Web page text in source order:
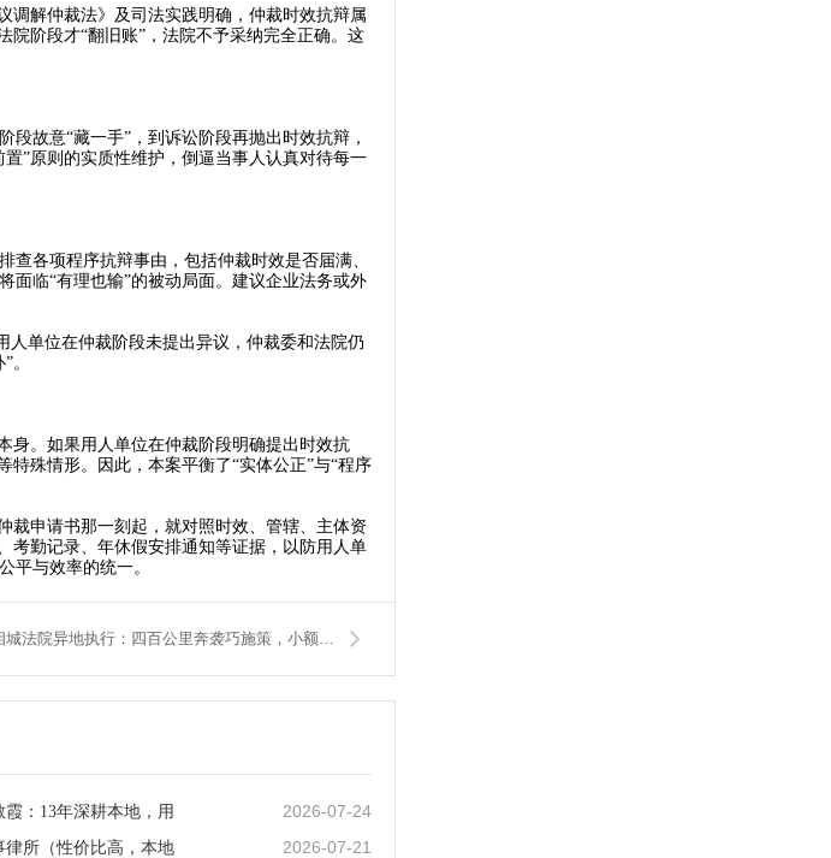
解仲裁法》及司法实践明确，仲裁时效抗辩属
院阶段才“翻旧账”，法院不予采纳完全正确。这
故意“藏一手”，到诉讼阶段再抛出时效抗辩，
”原则的实质性维护，倒逼当事人认真对待每一
各项程序抗辩事由，包括仲裁时效是否届满、
面临“有理也输”的被动局面。建议企业法务或外
单位在仲裁阶段未提出异议，仲裁委和法院仍
。
。如果用人单位在仲裁阶段明确提出时效抗
殊情形。因此，本案平衡了“实体公正”与“程序
申请书那一刻起，就对照时效、管辖、主体资
考勤记录、年休假安排通知等证据，以防用人单
平与效率的统一。
下一篇：苏州律师谈相城法院异地执行：四百公里奔袭巧施策，小额案件彰显大决心
：13年深耕本地，用 2026-07-24
律所（性价比高，本地 2026-07-21